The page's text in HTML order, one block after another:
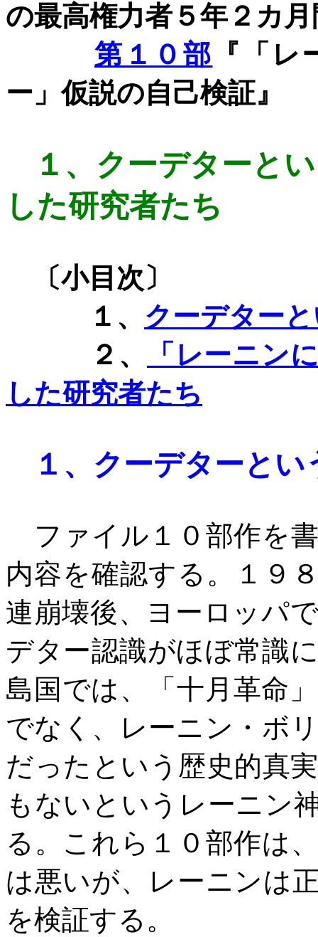
の最高権力者５年２カ
第１０部 『「
ー」仮説の自己検証』
１、 クーデターと
した研究者たち
〔小目次〕
１、 クーデター
２、
「レーニン
した研究者たち
１、 クーデターとい
ファイル１０部作を
内容を確認する。１９
連崩壊後、ヨーロッパ
デター認識がほぼ常識
島国では、「十月革命
でなく、レーニン・ボ
だったという歴史的真
もないというレーニン
る。これら１０部作は
は悪いが、レーニンは
を検証する。